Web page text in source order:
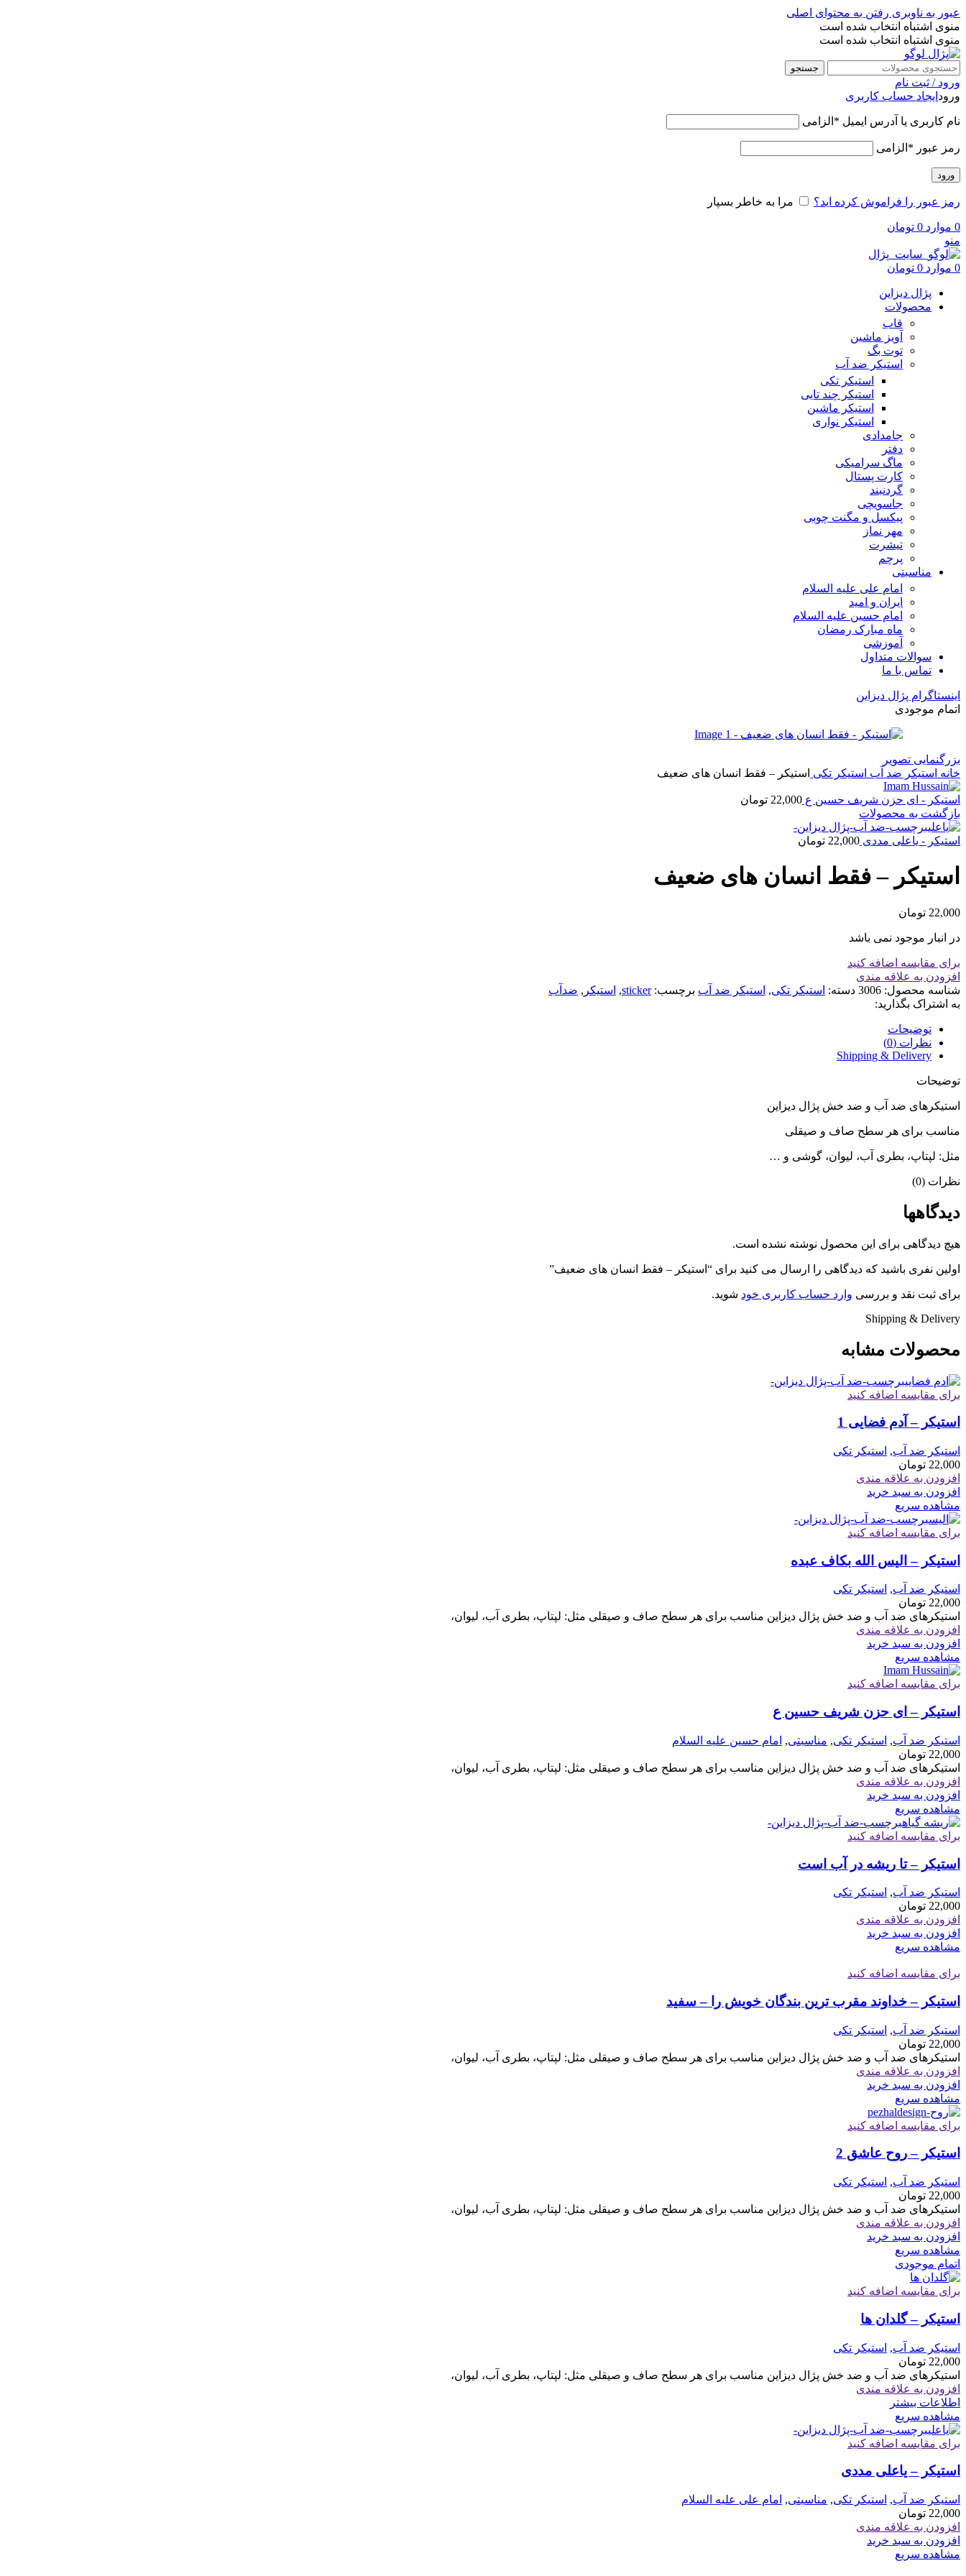
عبور به ناوبری رفتن به محتوای اصلی
منوی اشتباه انتخاب شده است
منوی اشتباه انتخاب شده است
جستجو
ورود / ثبت نام
ورود ایجاد حساب کاربری
نام کاربری یا آدرس ایمیل * الزامی
رمز عبور * الزامی
ورود
رمز عبور را فراموش کرده اید؟ مرا به خاطر بسپار
0 موارد 0 تومان
منو
0 موارد 0 تومان
پژال دیزاین
محصولات
قاب
آویز ماشین
توت بگ
استیکر ضد آب
استیکر تکی
استیکر چند تایی
استیکر ماشین
استیکر نواری
جامدادی
دفتر
ماگ سرامیکی
کارت پستال
گردنبند
جاسویچی
پیکسل و مگنت چوبی
مهر نماز
تیشرت
پرچم
مناسبتی
امام علی علیه السلام
ایران و امید
امام حسین علیه السلام
ماه مبارک رمضان
آموزشی
سوالات متداول
تماس با ما
اینستاگرام پژال دیزاین
اتمام موجودی
بزرگنمایی تصویر
خانه استیکر ضد آب استیکر تکی استیکر – فقط انسان های ضعیف
استیکر - ای حزن شریف حسین ع 22,000 تومان
بازگشت به محصولات
استیکر - یاعلی مددی 22,000 تومان
استیکر – فقط انسان های ضعیف
22,000 تومان
در انبار موجود نمی باشد
برای مقایسه اضافه کنید
افزودن به علاقه مندی
شناسه محصول: 3006 دسته: استیکر تکی, استیکر ضد آب برچسب: sticker
, استیکر , ضدآب
به اشتراک بگذارید:
توضیحات
نظرات (0)
Shipping & Delivery
توضیحات
استیکرهای ضد آب و ضد خش پژال دیزاین
مناسب برای هر سطح صاف و صیقلی
مثل: لپتاپ، بطری آب، لیوان، گوشی و …
نظرات (0)
دیدگاهها
هیچ دیدگاهی برای این محصول نوشته نشده است.
اولین نفری باشید که دیدگاهی را ارسال می کنید برای “استیکر – فقط انسان های ضعیف”
برای ثبت نقد و بررسی وارد حساب کاربری خود شوید.
Shipping & Delivery
محصولات مشابه
برای مقایسه اضافه کنید
استیکر – آدم فضایی 1
استیکر ضد آب, استیکر تکی
22,000 تومان
افزودن به علاقه مندی
افزودن به سبد خرید
مشاهده سریع
برای مقایسه اضافه کنید
استیکر – الیس الله بکاف عبده
استیکر ضد آب, استیکر تکی
22,000 تومان
استیکرهای ضد آب و ضد خش پژال دیزاین مناسب برای هر سطح صاف و صیقلی مثل: لپتاپ، بطری آب، لیوان،
افزودن به علاقه مندی
افزودن به سبد خرید
مشاهده سریع
برای مقایسه اضافه کنید
استیکر – ای حزن شریف حسین ع
استیکر ضد آب, استیکر تکی, مناسبتی, امام حسین علیه السلام
22,000 تومان
استیکرهای ضد آب و ضد خش پژال دیزاین مناسب برای هر سطح صاف و صیقلی مثل: لپتاپ، بطری آب، لیوان،
افزودن به علاقه مندی
افزودن به سبد خرید
مشاهده سریع
برای مقایسه اضافه کنید
استیکر – تا ریشه در آب است
استیکر ضد آب, استیکر تکی
22,000 تومان
افزودن به علاقه مندی
افزودن به سبد خرید
مشاهده سریع
برای مقایسه اضافه کنید
استیکر – خداوند مقرب ترین بندگان خویش را – سفید
استیکر ضد آب, استیکر تکی
22,000 تومان
استیکرهای ضد آب و ضد خش پژال دیزاین مناسب برای هر سطح صاف و صیقلی مثل: لپتاپ، بطری آب، لیوان،
افزودن به علاقه مندی
افزودن به سبد خرید
مشاهده سریع
برای مقایسه اضافه کنید
استیکر – روح عاشق 2
استیکر ضد آب, استیکر تکی
22,000 تومان
استیکرهای ضد آب و ضد خش پژال دیزاین مناسب برای هر سطح صاف و صیقلی مثل: لپتاپ، بطری آب، لیوان،
افزودن به علاقه مندی
افزودن به سبد خرید
مشاهده سریع
اتمام موجودی
برای مقایسه اضافه کنید
استیکر – گلدان ها
استیکر ضد آب, استیکر تکی
22,000 تومان
استیکرهای ضد آب و ضد خش پژال دیزاین مناسب برای هر سطح صاف و صیقلی مثل: لپتاپ، بطری آب، لیوان،
افزودن به علاقه مندی
اطلاعات بیشتر
مشاهده سریع
برای مقایسه اضافه کنید
استیکر – یاعلی مددی
استیکر ضد آب, استیکر تکی, مناسبتی, امام علی علیه السلام
22,000 تومان
افزودن به علاقه مندی
افزودن به سبد خرید
مشاهده سریع